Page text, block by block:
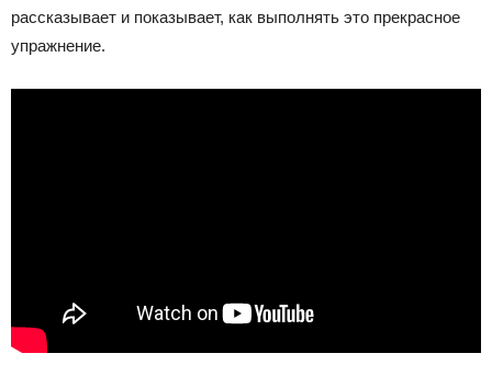
рассказывает и показывает, как выполнять это прекрасное
упражнение.